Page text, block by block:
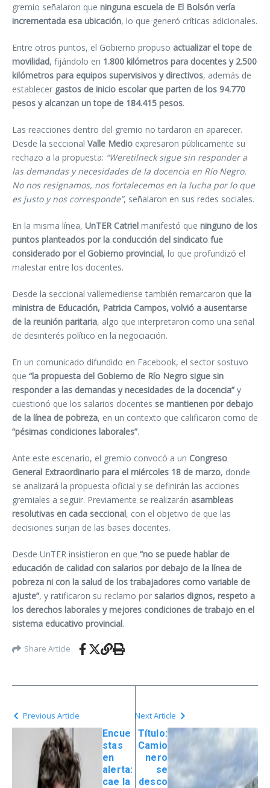
gremio señalaron que ninguna escuela de El Bolsón vería
incrementada esa ubicación, lo que generó críticas adicionales.
Entre otros puntos, el Gobierno propuso actualizar el tope de
movilidad, fijándolo en 1.800 kilómetros para docentes y 2.500
kilómetros para equipos supervisivos y directivos, además de
establecer gastos de inicio escolar que parten de los 94.770
pesos y alcanzan un tope de 184.415 pesos.
Las reacciones dentro del gremio no tardaron en aparecer.
Desde la seccional Valle Medio expresaron públicamente su
rechazo a la propuesta: “Weretilneck sigue sin responder a
las demandas y necesidades de la docencia en Río Negro.
No nos resignamos, nos fortalecemos en la lucha por lo que
es justo y nos corresponde”, señalaron en sus redes sociales.
En la misma línea, UnTER Catriel manifestó que ninguno de los
puntos planteados por la conducción del sindicato fue
considerado por el Gobierno provincial, lo que profundizó el
malestar entre los docentes.
Desde la seccional vallemediense también remarcaron que la
ministra de Educación, Patricia Campos, volvió a ausentarse
de la reunión paritaria, algo que interpretaron como una señal
de desinterés político en la negociación.
En un comunicado difundido en Facebook, el sector sostuvo
que “la propuesta del Gobierno de Río Negro sigue sin
responder a las demandas y necesidades de la docencia” y
cuestionó que los salarios docentes se mantienen por debajo
de la línea de pobreza, en un contexto que calificaron como de
“pésimas condiciones laborales”.
Ante este escenario, el gremio convocó a un Congreso
General Extraordinario para el miércoles 18 de marzo, donde
se analizará la propuesta oficial y se definirán las acciones
gremiales a seguir. Previamente se realizarán asambleas
resolutivas en cada seccional, con el objetivo de que las
decisiones surjan de las bases docentes.
Desde UnTER insistieron en que “no se puede hablar de
educación de calidad con salarios por debajo de la línea de
pobreza ni con la salud de los trabajadores como variable de
ajuste”, y ratificaron su reclamo por salarios dignos, respeto a
los derechos laborales y mejores condiciones de trabajo en el
sistema educativo provincial.
Share Article
Previous Article
Encue
stas
en
alerta:
cae la
Next Article
Título:
Camio
nero
se
desco